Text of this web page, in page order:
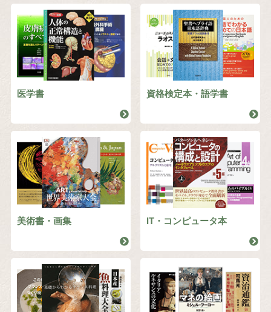
医学書 資格検定本・語学書
美術書・画集 IT・コンピュータ本